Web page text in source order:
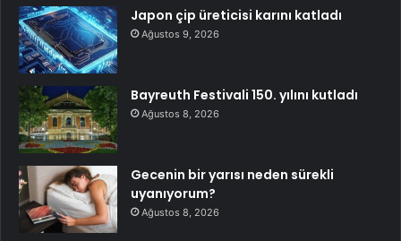
Japon çip üreticisi karını katladı
Ağustos 9, 2026
Bayreuth Festivali 150. yılını kutladı
Ağustos 8, 2026
Gecenin bir yarısı neden sürekli
uyanıyorum?
Ağustos 8, 2026